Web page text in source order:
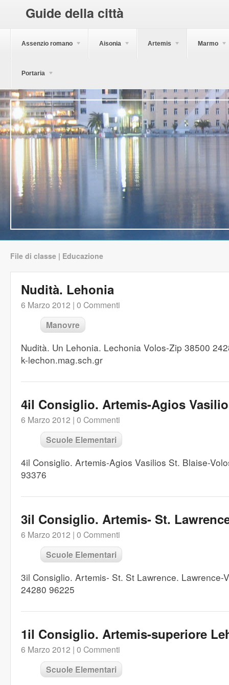
Guide della città
Assenzio romano Aisonia Artemis Marmo
Portaria
File di classe | Educazione
Nudità. Lehonia
6 Marzo 2012 | 0 Commenti
Manovre
Nudità. Un Lehonia. Lechonia Volos-Zip 38500
k-lechon.mag.sch.gr
4il Consiglio. Artemis-Agios
6 Marzo 2012 | 0 Commenti
Scuole Elementari
4il Consiglio. Artemis-Agios Vasilios St. Blaise-
93376
3il Consiglio. Artemis- St.
6 Marzo 2012 | 0 Commenti
Scuole Elementari
3il Consiglio. Artemis- St. St Lawrence. Lawrence-
24280 96225
1il Consiglio. Artemis-superiore
6 Marzo 2012 | 0 Commenti
Scuole Elementari